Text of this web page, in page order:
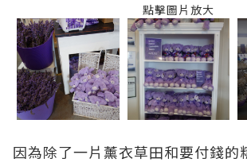
點擊圖片放大
因為除了一片薰衣草田和要付錢的